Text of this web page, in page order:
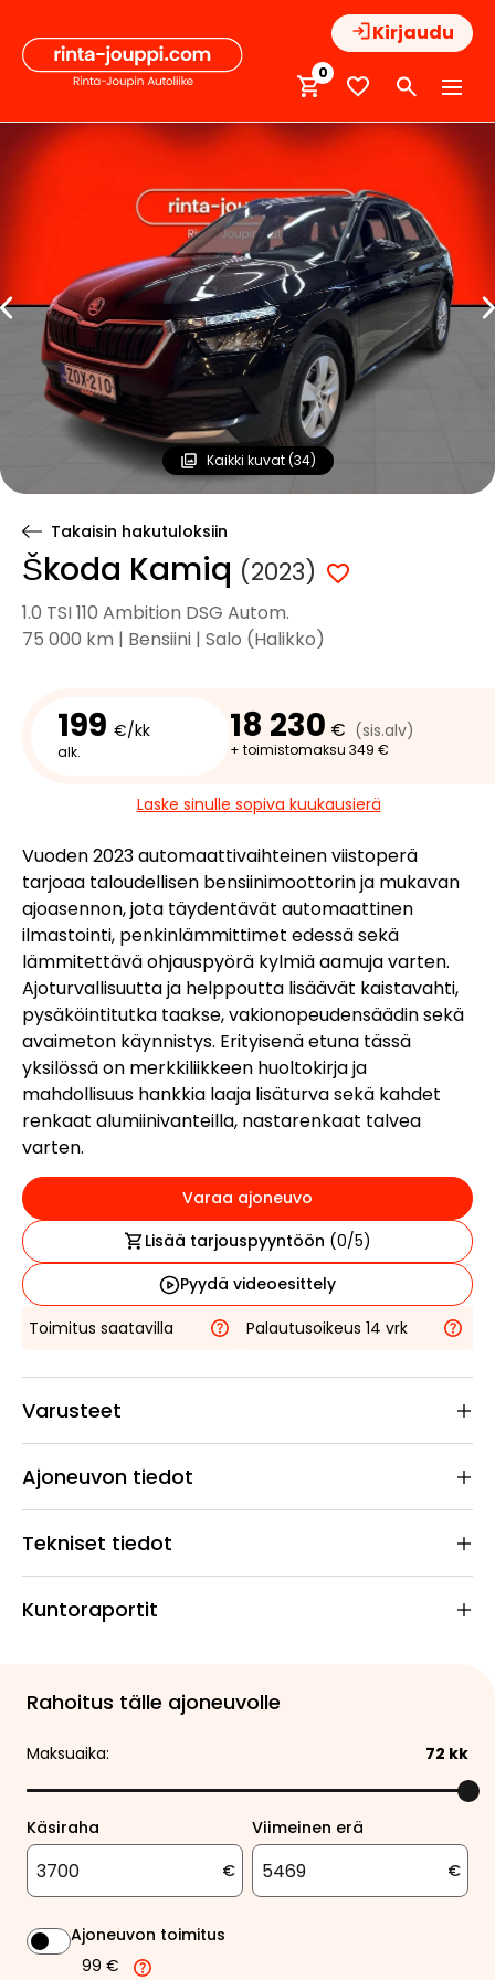
sisältöön
Kirjaudu
0
Kaikki kuvat (34)
Takaisin hakutuloksiin
Škoda Kamiq (2023)
1.0 TSI 110 Ambition DSG Autom.
75 000 km | Bensiini | Salo (Halikko)
199 €/kk
alk.
18 230 € (sis.alv)
+ toimistomaksu 349 €
Laske sinulle sopiva kuukausierä
Vuoden 2023 automaattivaihteinen viistoperä
tarjoaa taloudellisen bensiinimoottorin ja mukavan
ajoasennon, jota täydentävät automaattinen
ilmastointi, penkinlämmittimet edessä sekä
lämmitettävä ohjauspyörä kylmiä aamuja varten.
Ajoturvallisuutta ja helppoutta lisäävät kaistavahti,
pysäköintitutka taakse, vakionopeudensäädin sekä
avaimeton käynnistys. Erityisenä etuna tässä
yksilössä on merkkiliikkeen huoltokirja ja
mahdollisuus hankkia laaja lisäturva sekä kahdet
renkaat alumiinivanteilla, nastarenkaat talvea
varten.
Varaa ajoneuvo
Lisää tarjouspyyntöön (0/5)
Pyydä videoesittely
Toimitus saatavilla
Palautusoikeus 14 vrk
Varusteet
Ajoneuvon tiedot
Tekniset tiedot
Kuntoraportit
Rahoitus tälle ajoneuvolle
Maksuaika: 72 kk
Käsiraha
€
Viimeinen erä
€
Ajoneuvon toimitus
99 €